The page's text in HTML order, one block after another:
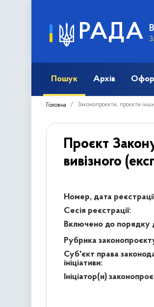
РАДА
Пошук Архів
Головна Законопроєкти, проєкти
Проєкт
вивізного
Номер, дата
Сесія реєстрації:
Включено до порядку
Рубрика
Суб'єкт права
ініціативи:
Ініціатор(и)